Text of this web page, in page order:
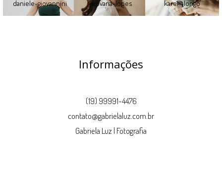
Informações
(19) 99991-4476
contato@gabrielaluz.com.br
Gabriela Luz | Fotografia